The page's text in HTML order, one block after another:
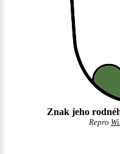
Znak jeho
Repro